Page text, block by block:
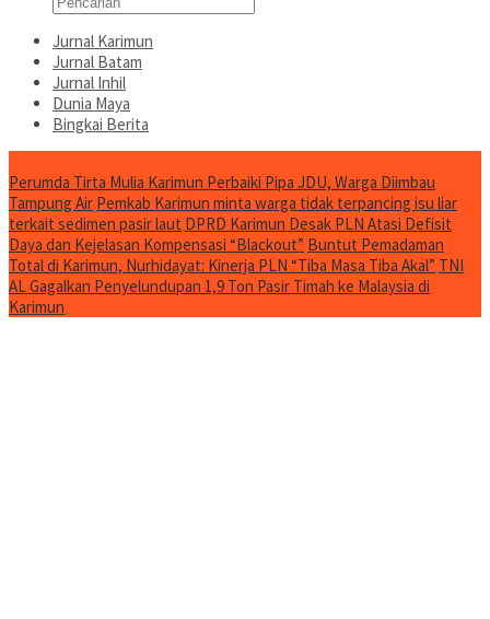
Jurnal Karimun
Jurnal Batam
Jurnal Inhil
Dunia Maya
Bingkai Berita
Perumda Tirta Mulia Karimun Perbaiki Pipa JDU, Warga Diimbau
Tampung Air Pemkab Karimun minta warga tidak terpancing isu liar
terkait sedimen pasir laut DPRD Karimun Desak PLN Atasi Defisit
Daya dan Kejelasan Kompensasi “Blackout” Buntut Pemadaman
Total di Karimun, Nurhidayat: Kinerja PLN “Tiba Masa Tiba Akal” TNI
AL Gagalkan Penyelundupan 1,9 Ton Pasir Timah ke Malaysia di
Karimun